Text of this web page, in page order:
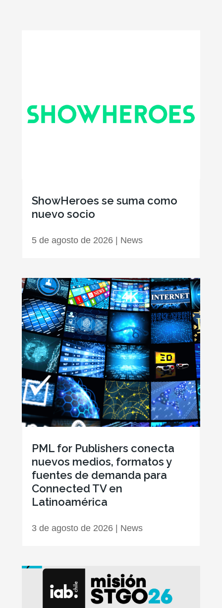
ShowHeroes se suma como
nuevo socio
5 de agosto de 2026| News
PML for Publishers conecta
nuevos medios, formatos y
fuentes de demanda para
Connected TV en
Latinoamérica
3 de agosto de 2026| News